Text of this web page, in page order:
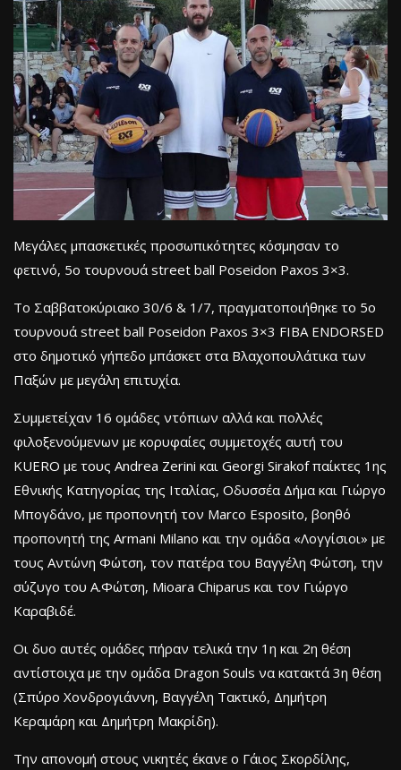
Μεγάλες μπασκετικές προσωπικότητες κόσμησαν το
φετινό, 5ο τουρνουά street ball Poseidon Paxos 3×3.
Το Σαββατοκύριακο 30/6 & 1/7, πραγματοποιήθηκε το 5ο
τουρνουά street ball Poseidon Paxos 3×3 FIBA ENDORSED
στο δημοτικό γήπεδο μπάσκετ στα Βλαχοπουλάτικα των
Παξών με μεγάλη επιτυχία.
Συμμετείχαν 16 ομάδες ντόπιων αλλά και πολλές
φιλοξενούμενων με κορυφαίες συμμετοχές αυτή του
KUERO με τους Andrea Zerini και Georgi Sirakof παίκτες 1ης
Εθνικής Κατηγορίας της Ιταλίας, Οδυσσέα Δήμα και Γιώργο
Μπογδάνο, με προπονητή τον Marco Esposito, βοηθό
προπονητή της Armani Milano και την ομάδα «Λογγίσιοι» με
τους Αντώνη Φώτση, τον πατέρα του Βαγγέλη Φώτση, την
σύζυγο του Α.Φώτση, Mioara Chiparus και τον Γιώργο
Καραβιδέ.
Οι δυο αυτές ομάδες πήραν τελικά την 1η και 2η θέση
αντίστοιχα με την ομάδα Dragon Souls να κατακτά 3η θέση
(Σπύρο Χονδρογιάννη, Βαγγέλη Τακτικό, Δημήτρη
Κεραμάρη και Δημήτρη Μακρίδη).
Την απονομή στους νικητές έκανε ο Γάιος Σκορδίλης,